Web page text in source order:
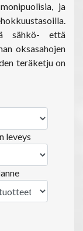
ja
sähkö- että
oksasahojen
teräketju on
leveys